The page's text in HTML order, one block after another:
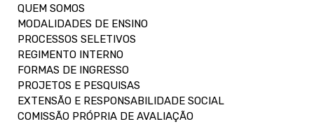
QUEM SOMOS
MODALIDADES DE ENSINO
PROCESSOS SELETIVOS
REGIMENTO INTERNO
FORMAS DE INGRESSO
PROJETOS E PESQUISAS
EXTENSÃO E RESPONSABILIDADE SOCIAL
COMISSÃO PRÓPRIA DE AVALIAÇÃO